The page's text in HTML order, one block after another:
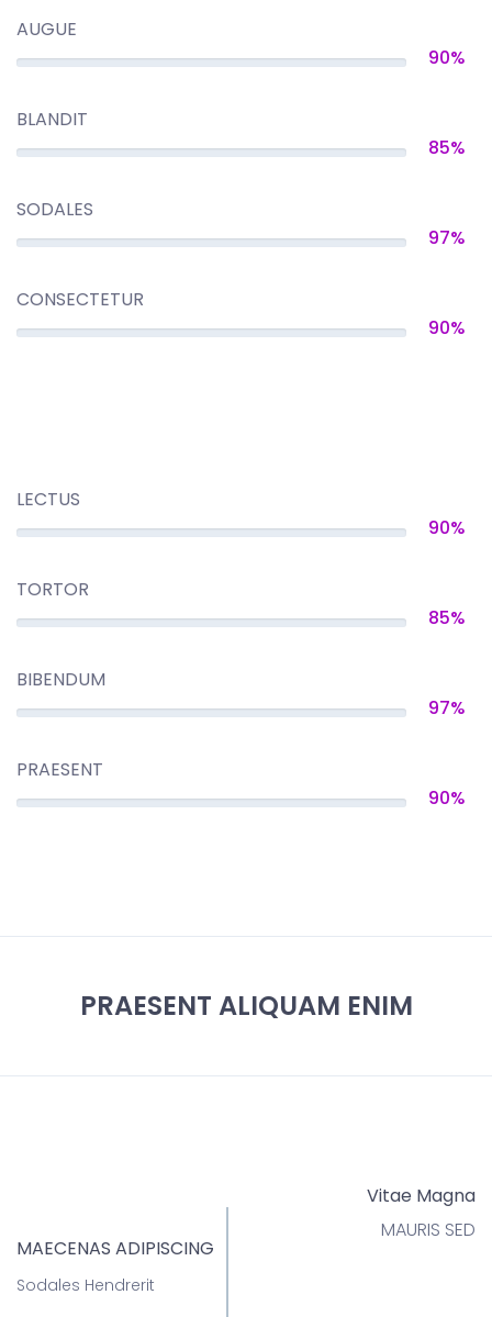
AUGUE
90%
BLANDIT
85%
SODALES
97%
CONSECTETUR
90%
LECTUS
90%
TORTOR
85%
BIBENDUM
97%
PRAESENT
90%
PRAESENT ALIQUAM ENIM
Vitae Magna
MAURIS SED
MAECENAS ADIPISCING
Sodales Hendrerit